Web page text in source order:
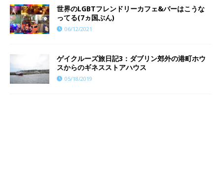
世界のLGBTフレンドリーカフェ&バーはこうな
ってる(7ヵ国ぶん)
06/12/2021
ゲイクルーズ旅日記3：ダブリン郊外の港町ホウ
スからのギネスストアハウス
05/18/2019